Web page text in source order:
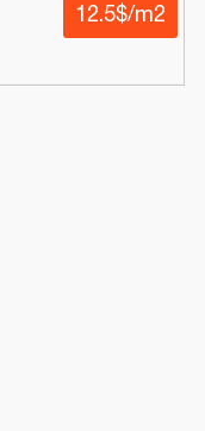
12.5$/m2